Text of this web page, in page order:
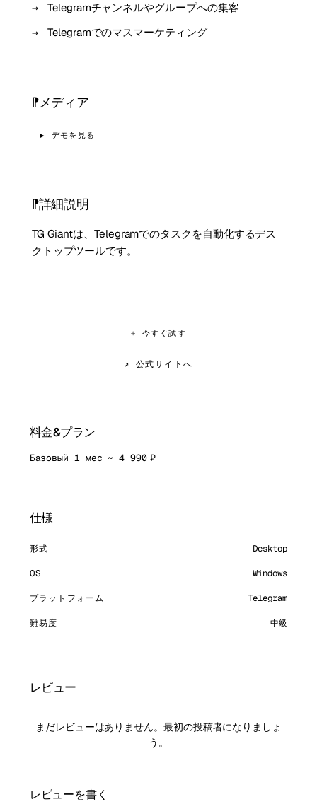
Telegramチャンネルやグループへの集客
Telegramでのマスマーケティング
メディア
▶ デモを見る
詳細説明
TG Giantは、Telegramでのタスクを自動化するデス
クトップツールです。
⌖ 今すぐ試す
↗ 公式サイトへ
料金&プラン
Базовый 1 мес ~ 4 990 ₽
仕様
形式 Desktop
OS Windows
プラットフォーム Telegram
難易度 中級
レビュー
まだレビューはありません。最初の投稿者になりましょ
う。
レビューを書く